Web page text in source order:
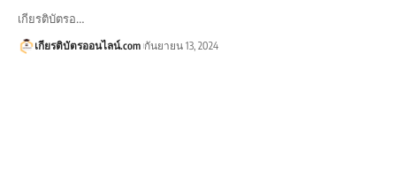
เกียรติบัตรอ…
เกียรติบัตรออนไลน์.com กันยายน 13, 2024